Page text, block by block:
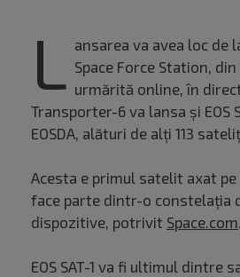
L ansarea va avea loc de
Space Force Station,
urmărită online, în
Transporter-6 va lansa și EOS
EOSDA, alături de alți 113
Acesta e primul satelit axat
face parte dintr-o constelația
dispozitive, potrivit Space.com.
EOS SAT-1 va fi ultimul dintre